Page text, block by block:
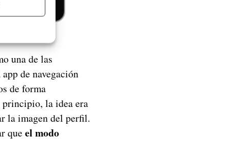
una de las
de navegación
de forma
principio, la idea era
la imagen del perfil.
que el modo